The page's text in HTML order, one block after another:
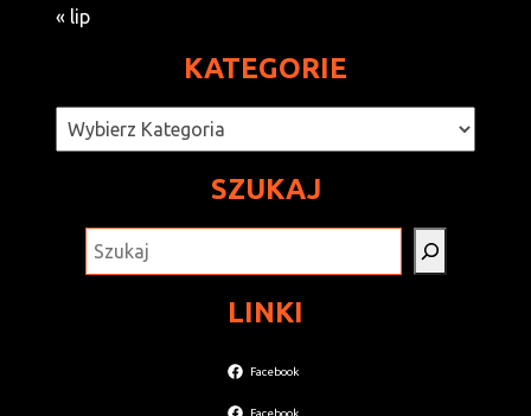
« lip
KATEGORIE
Kategorie
SZUKAJ
LINKI
Facebook
Facebook